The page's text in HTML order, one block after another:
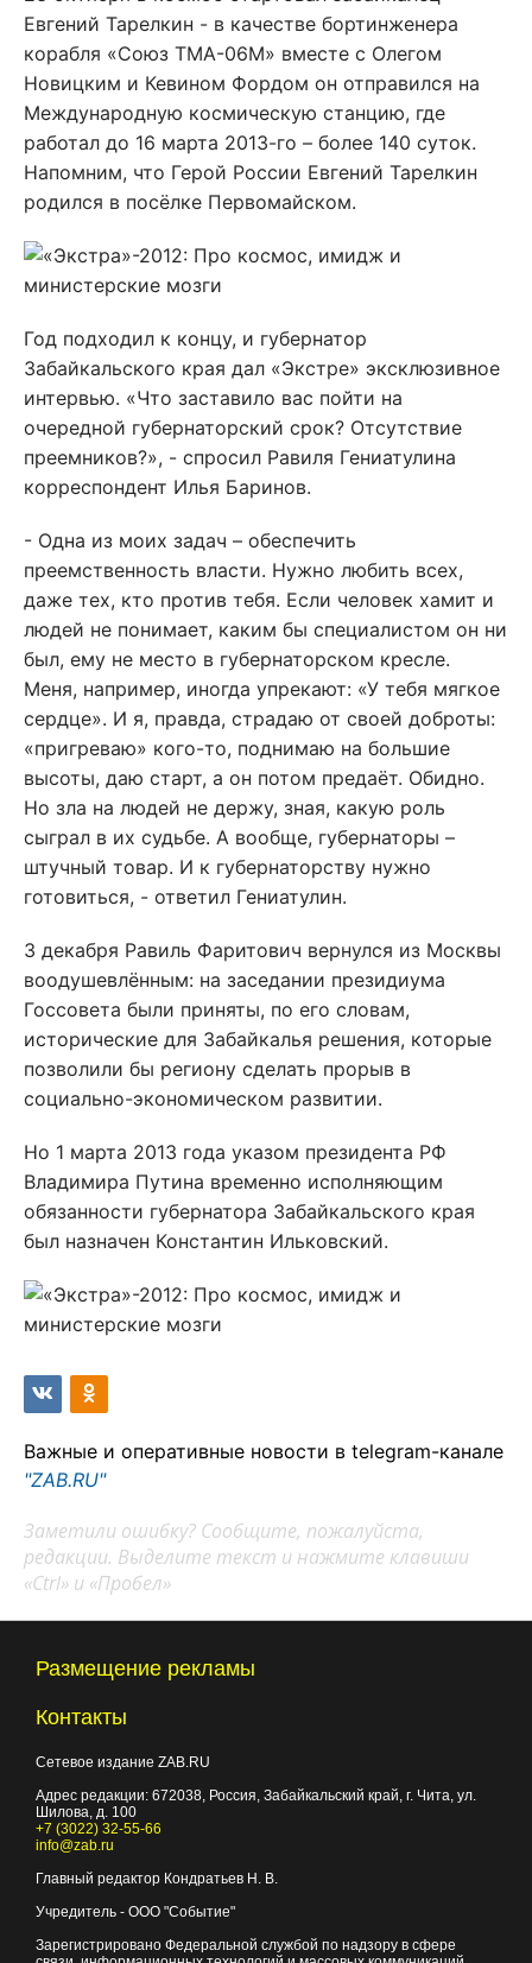
Евгений Тарелкин - в качестве бортинженера
корабля «Союз ТМА-06М» вместе с Олегом
Новицким и Кевином Фордом он отправился на
Международную космическую станцию, где
работал до 16 марта 2013-го – более 140 суток.
Напомним, что Герой России Евгений Тарелкин
родился в посёлке Первомайском.
Год подходил к концу, и губернатор
Забайкальского края дал «Экстре» эксклюзивное
интервью. «Что заставило вас пойти на
очередной губернаторский срок? Отсутствие
преемников?», - спросил Равиля Гениатулина
корреспондент Илья Баринов.
- Одна из моих задач – обеспечить
преемственность власти. Нужно любить всех,
даже тех, кто против тебя. Если человек хамит и
людей не понимает, каким бы специалистом он ни
был, ему не место в губернаторском кресле.
Меня, например, иногда упрекают: «У тебя мягкое
сердце». И я, правда, страдаю от своей доброты:
«пригреваю» кого-то, поднимаю на большие
высоты, даю старт, а он потом предаёт. Обидно.
Но зла на людей не держу, зная, какую роль
сыграл в их судьбе. А вообще, губернаторы –
штучный товар. И к губернаторству нужно
готовиться, - ответил Гениатулин.
3 декабря Равиль Фаритович вернулся из Москвы
воодушевлённым: на заседании президиума
Госсовета были приняты, по его словам,
исторические для Забайкалья решения, которые
позволили бы региону сделать прорыв в
социально-экономическом развитии.
Но 1 марта 2013 года указом президента РФ
Владимира Путина временно исполняющим
обязанности губернатора Забайкальского края
был назначен Константин Ильковский.
Важные и оперативные новости в telegram-канале
"ZAB.RU"
Заметили ошибку? Сообщите, пожалуйста,
редакции. Выделите текст и нажмите клавиши
«Ctrl» и «Пробел»
Размещение рекламы
Контакты
Сетевое издание ZAB.RU
Адрес редакции: 672038, Россия, Забайкальский край, г. Чита, ул.
Шилова, д. 100
+7 (3022) 32-55-66
info@zab.ru
Главный редактор Кондратьев Н. В.
Учредитель - ООО "Событие"
Зарегистрировано Федеральной службой по надзору в сфере